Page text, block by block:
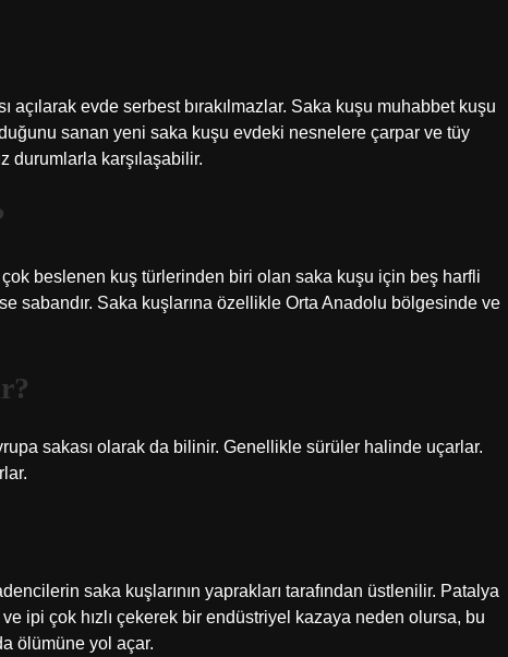
açılarak evde serbest bırakılmazlar. Saka kuşu muhabbet kuşu
sanan yeni saka kuşu evdeki nesnelere çarpar ve tüy
durumlarla karşılaşabilir.
beslenen kuş türlerinden biri olan saka kuşu için beş harfli
sabandır. Saka kuşlarına özellikle Orta Anadolu bölgesinde ve
sakası olarak da bilinir. Genellikle sürüler halinde uçarlar.
saka kuşlarının yaprakları tarafından üstlenilir. Patalya
ipi çok hızlı çekerek bir endüstriyel kazaya neden olursa, bu
ölümüne yol açar.